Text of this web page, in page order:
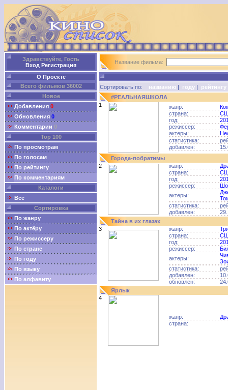
Здравствуйте, Гость
Вход Регистрация
О Проекте
Всего фильмов 36002
Новое
Добавления 0
Обновления 0
Комментарии 0
Top 100
По просмотрам
По голосам
По рейтингу
По комментариям
Каталоги
Все
Сортировка
По жанру
По актёру
По режиссеру
По стране
По году
По языку
По алфавиту
Название фильма:
Сортировать по: названию | году | рейтингу
#РЕАЛЬНАЯШКОЛА
1
жанр:
страна:
год:
режиссер:
актеры:
статистика:
добавлен:
Города-побратимы
2
жанр:
страна:
год:
режиссер:
актеры:
статистика:
добавлен:
Тайна в их глазах
3
жанр:
страна:
год:
режиссер:
актеры:
статистика:
добавлен:
обновлен:
Ярлык
4
жанр:
страна: